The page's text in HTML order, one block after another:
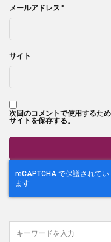
メールアドレス *
サイト
次回のコメントで使用するた
サイトを保存する。